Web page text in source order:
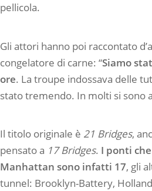
pellicola.
Gli attori hanno poi raccontato
congelatore di carne: “Siamo
ore. La troupe indossava delle
stato tremendo. In molti si sono
Il titolo originale è 21 Bridges,
pensato a 17 Bridges. I ponti
Manhattan sono infatti 17, gli
tunnel: Brooklyn-Battery,